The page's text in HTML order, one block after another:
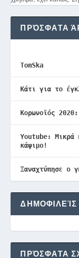
ΠΡΌΣΦΑΤΑ
TomSka
Κάτι για το
Κορωνοϊός
Youtube: Μικρά
κάψιμο!
Ξαναχτύπησε ο
ΠΡΌΣΦΑΤΑ